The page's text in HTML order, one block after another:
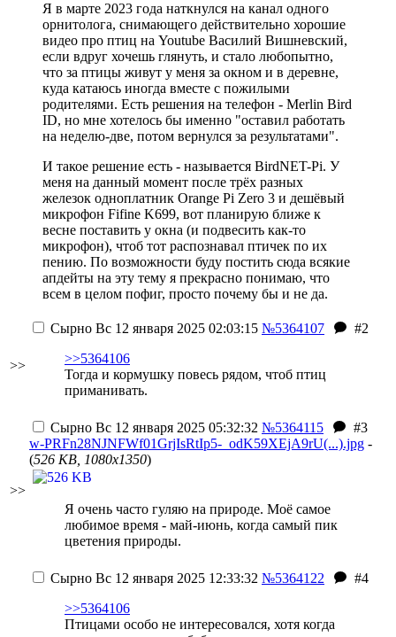
Я в марте 2023 года наткнулся на канал одного
орнитолога, снимающего действительно хорошие
видео про птиц на Youtube Василий Вишневский,
если вдруг хочешь глянуть, и стало любопытно,
что за птицы живут у меня за окном и в деревне,
куда катаюсь иногда вместе с пожилыми
родителями. Есть решения на телефон - Merlin Bird
ID, но мне хотелось бы именно "оставил работать
на неделю-две, потом вернулся за результатами".
И такое решение есть - называется BirdNET-Pi. У
меня на данный момент после трёх разных
железок одноплатник Orange Pi Zero 3 и дешёвый
микрофон Fifine K699, вот планирую ближе к
весне поставить у окна (и подвесить как-то
микрофон), чтоб тот распознавал птичек по их
пению. По возможности буду постить сюда всякие
апдейты на эту тему я прекрасно понимаю, что
всем в целом пофиг, просто почему бы и не да.
>>
Сырно Вс 12 января 2025 02:03:15 №5364107
#2
>>5364106
Тогда и кормушку повесь рядом, чтоб птиц
приманивать.
>>
Сырно Вс 12 января 2025 05:32:32 №5364115
#3
w-PRFn28NJNFWf01GrjIsRtIp5-_odK59XEjA9rU(...).jpg -
(526 KB, 1080x1350)
Я очень часто гуляю на природе. Моё самое
любимое время - май-июнь, когда самый пик
цветения природы.
Сырно Вс 12 января 2025 12:33:32 №5364122
#4
>>5364106
Птицами особо не интересовался, хотя когда